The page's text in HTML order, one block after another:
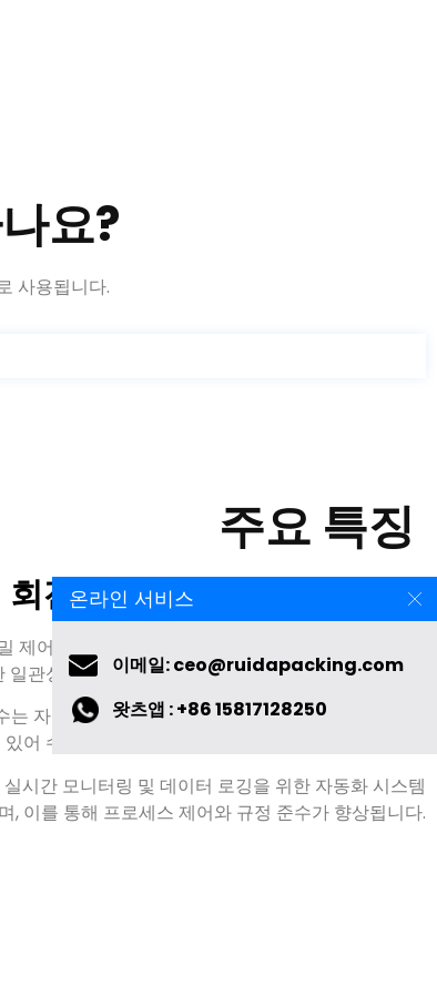
요?
사용됩니다.
주요 특징
회전식 태블릿 프레스의 장점
제어 시스템이 장착되어 있어 균일한 정제 무게, 크기
관성은 제품 품질을 향상시키고 불량률을 낮춥니다.
자동 윤활, 폐기물 배출, 압력 모니터링과 같은 기능
어 수동 개입을 줄이고 운영 효율성을 향상시킵니다.
시간 모니터링 및 데이터 로깅을 위한 자동화 시스템
, 이를 통해 프로세스 제어와 규정 준수가 향상됩니다.
온라인 서비스
이메일: ceo@ruidapacking.com
왓츠앱 : +86 15817128250